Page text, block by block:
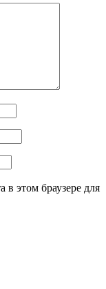
в этом браузере для